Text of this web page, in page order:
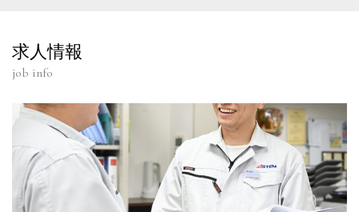
求人情報
job info